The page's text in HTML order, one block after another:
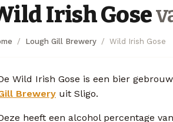
Irish Gose
Lough Gill Brewery Wild Irish Gose
Wild Irish Gose is een bier
Brewery uit Sligo.
heeft een alcohol percentage